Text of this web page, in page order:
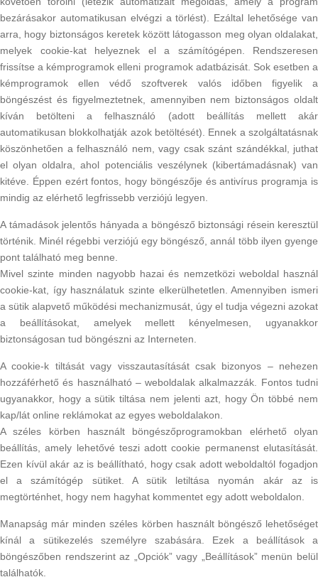
bezárásakor automatikusan elvégzi a törlést). Ezáltal lehetősége van
arra, hogy biztonságos keretek között látogasson meg olyan oldalakat,
melyek cookie-kat helyeznek el a számítógépen. Rendszeresen
frissítse a kémprogramok elleni programok adatbázisát. Sok esetben a
kémprogramok ellen védő szoftverek valós időben figyelik a
böngészést és figyelmeztetnek, amennyiben nem biztonságos oldalt
kíván betölteni a felhasználó (adott beállítás mellett akár
automatikusan blokkolhatják azok betöltését). Ennek a szolgáltatásnak
köszönhetően a felhasználó nem, vagy csak szánt szándékkal, juthat
el olyan oldalra, ahol potenciális veszélynek (kibertámadásnak) van
kitéve. Éppen ezért fontos, hogy böngészője és antivírus programja is
mindig az elérhető legfrissebb verziójú legyen.
A támadások jelentős hányada a böngésző biztonsági résein keresztül
történik. Minél régebbi verziójú egy böngésző, annál több ilyen gyenge
pont található meg benne.
Mivel szinte minden nagyobb hazai és nemzetközi weboldal használ
cookie-kat, így használatuk szinte elkerülhetetlen. Amennyiben ismeri
a sütik alapvető működési mechanizmusát, úgy el tudja végezni azokat
a beállításokat, amelyek mellett kényelmesen, ugyanakkor
biztonságosan tud böngészni az Interneten.
A cookie-k tiltását vagy visszautasítását csak bizonyos – nehezen
hozzáférhető és használható – weboldalak alkalmazzák. Fontos tudni
ugyanakkor, hogy a sütik tiltása nem jelenti azt, hogy Ön többé nem
kap/lát online reklámokat az egyes weboldalakon.
A széles körben használt böngészőprogramokban elérhető olyan
beállítás, amely lehetővé teszi adott cookie permanenst elutasítását.
Ezen kívül akár az is beállítható, hogy csak adott weboldaltól fogadjon
el a számítógép sütiket. A sütik letiltása nyomán akár az is
megtörténhet, hogy nem hagyhat kommentet egy adott weboldalon.
Manapság már minden széles körben használt böngésző lehetőséget
kínál a sütikezelés személyre szabására. Ezek a beállítások a
böngészőben rendszerint az „Opciók” vagy „Beállítások” menün belül
találhatók.